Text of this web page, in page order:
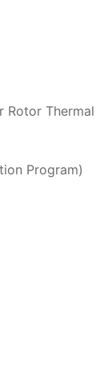
Rotor Thermal
Program)